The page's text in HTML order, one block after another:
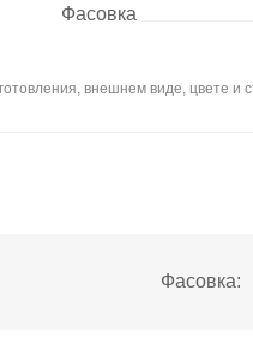
Фасовка
внешнем виде, цвете
Фасовка: